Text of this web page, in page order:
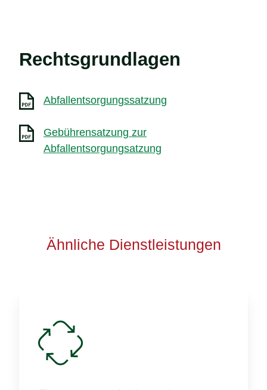
Rechtsgrundlagen
Abfallentsorgungssatzung
Gebührensatzung zur
Abfallentsorgungsatzung
Ähnliche Dienstleistungen